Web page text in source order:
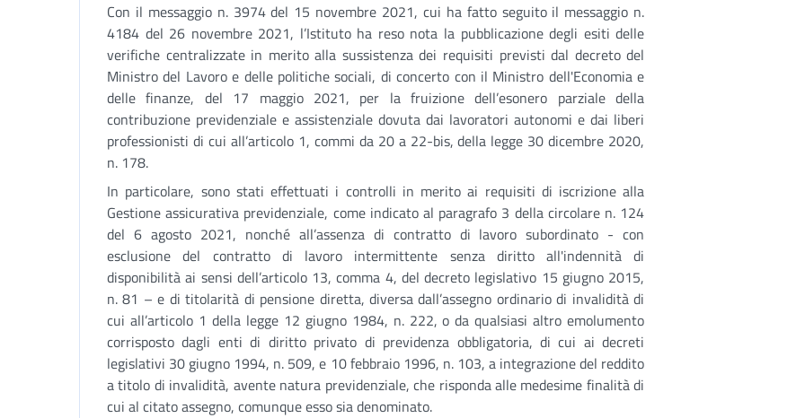
Con il messaggio n. 3974 del 15 novembre 2021, cui ha fatto seguito il messaggio n.
4184 del 26 novembre 2021, l’Istituto ha reso nota la pubblicazione degli esiti delle
verifiche centralizzate in merito alla sussistenza dei requisiti previsti dal decreto del
Ministro del Lavoro e delle politiche sociali, di concerto con il Ministro dell'Economia e
delle finanze, del 17 maggio 2021, per la fruizione dell’esonero parziale della
contribuzione previdenziale e assistenziale dovuta dai lavoratori autonomi e dai liberi
professionisti di cui all’articolo 1, commi da 20 a 22-bis, della legge 30 dicembre 2020,
n. 178.
In particolare, sono stati effettuati i controlli in merito ai requisiti di iscrizione alla
Gestione assicurativa previdenziale, come indicato al paragrafo 3 della circolare n. 124
del 6 agosto 2021, nonché all’assenza di contratto di lavoro subordinato - con
esclusione del contratto di lavoro intermittente senza diritto all'indennità di
disponibilità ai sensi dell’articolo 13, comma 4, del decreto legislativo 15 giugno 2015,
n. 81 – e di titolarità di pensione diretta, diversa dall’assegno ordinario di invalidità di
cui all’articolo 1 della legge 12 giugno 1984, n. 222, o da qualsiasi altro emolumento
corrisposto dagli enti di diritto privato di previdenza obbligatoria, di cui ai decreti
legislativi 30 giugno 1994, n. 509, e 10 febbraio 1996, n. 103, a integrazione del reddito
a titolo di invalidità, avente natura previdenziale, che risponda alle medesime finalità di
cui al citato assegno, comunque esso sia denominato.